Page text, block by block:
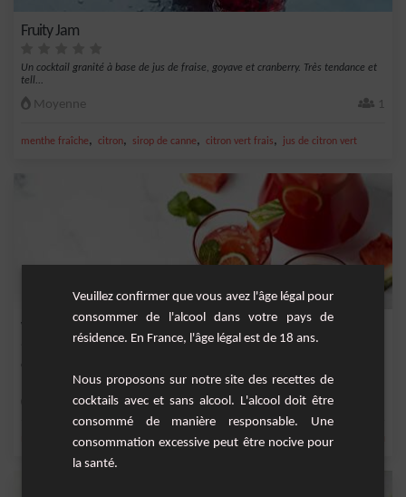
Fruity Jam
Un cocktail granité à base de jus de fraise, goyave et cranberry. Très tendance et
tell...
Moyenne 1
menthe fraîche, citron, sirop de canne, citron vert frais, jus de citron vert
Watermelon Passion
Cocktail fruité sans alcool à base de jus de pastèque, de maracujà et de cranberry.
menthe fraîche,sirop de canne,nectar de cranberry, nectar de maracujà
Veuillez confirmer que vous avez l'âge légal pour
consommer de l'alcool dans votre pays de
résidence. En France, l'âge légal est de 18 ans.
Nous proposons sur notre site des recettes de
cocktails avec et sans alcool. L'alcool doit être
consommé de manière responsable. Une
consommation excessive peut être nocive pour
la santé.